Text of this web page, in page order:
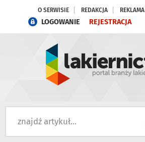
O SERWISIE REDAKCJA REKLAMA
LOGOWANIE REJESTRACJA